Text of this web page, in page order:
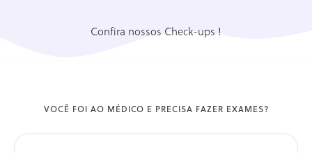
Confira nossos Check-ups !
VOCÊ FOI AO MÉDICO E PRECISA FAZER EXAMES?